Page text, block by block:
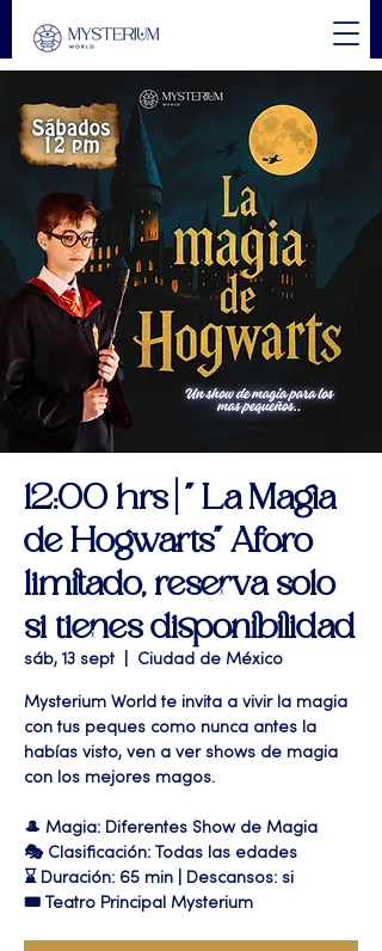
12:00 hrs | " La Magia
de Hogwarts" Aforo
limitado, reserva solo
si tienes disponibilidad
sáb, 13 sept Ciudad de México
Mysterium World te invita a vivir la magia
con tus peques como nunca antes la
habías visto, ven a ver shows de magia
con los mejores magos.
🎩 Magia: Diferentes Show de Magia
🎭 Clasificación: Todas las edades
⌛ Duración: 65 min | Descansos: si
🎟 Teatro Principal Mysterium